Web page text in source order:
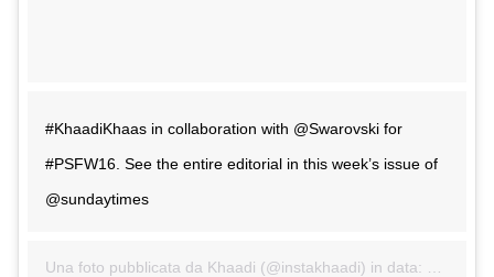
#KhaadiKhaas in collaboration with @Swarovski for
#PSFW16. See the entire editorial in this week’s issue of
@sundaytimes